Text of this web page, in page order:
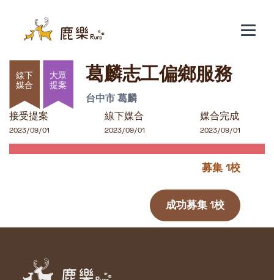
葛麟志工偏鄉服務
大眾
提案
葛麟志工偏鄉服務
台中市 葛麟
接受提案
2023/09/01
線下媒合
2023/09/01
媒合完成
2023/09/01
募集 1校
成功募集 1校